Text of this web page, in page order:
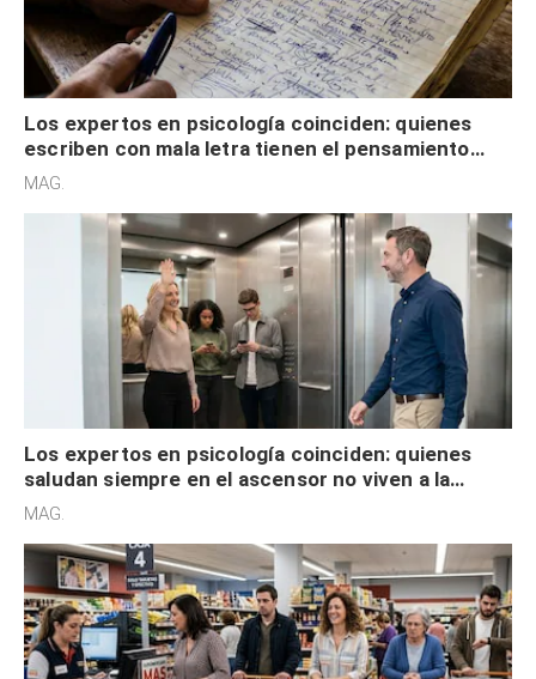
Los expertos en psicología coinciden: quienes
escriben con mala letra tienen el pensamiento
acelerado y no lo hacen por desinterés
MAG.
Los expertos en psicología coinciden: quienes
saludan siempre en el ascensor no viven a la
defensiva y tienen apertura social
MAG.